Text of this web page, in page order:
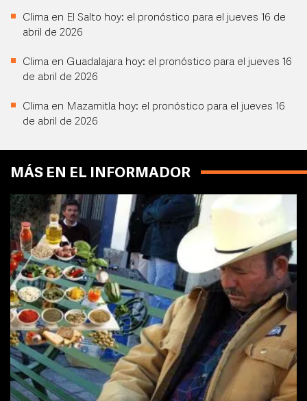
Clima en El Salto hoy: el pronóstico para el jueves 16 de
abril de 2026
Clima en Guadalajara hoy: el pronóstico para el jueves 16
de abril de 2026
Clima en Mazamitla hoy: el pronóstico para el jueves 16
de abril de 2026
MÁS EN EL INFORMADOR